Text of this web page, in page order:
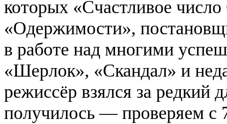
которых «Счастливое
«Одержимости»,
в работе над многими
«Шерлок», «Скандал» и
режиссёр взялся за редкий
получилось — проверяем с